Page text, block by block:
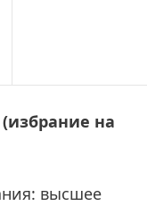
на
высшее